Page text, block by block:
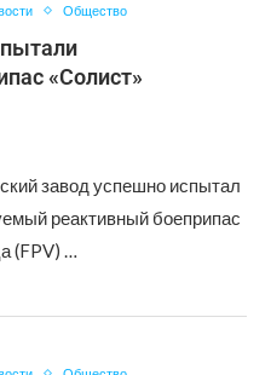
Общество
«Солист»
завод успешно испытал
реактивный боеприпас
(FPV) …